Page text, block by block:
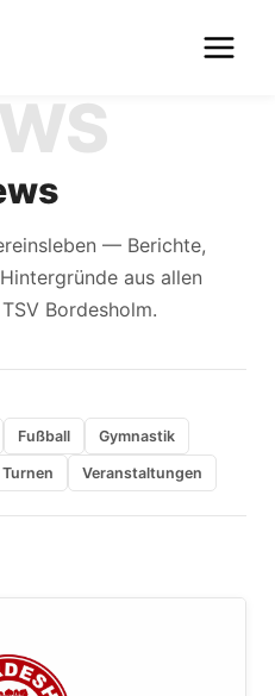
— Berichte,
aus allen
Bordesholm.
Fußball Gymnastik
Turnen Veranstaltungen